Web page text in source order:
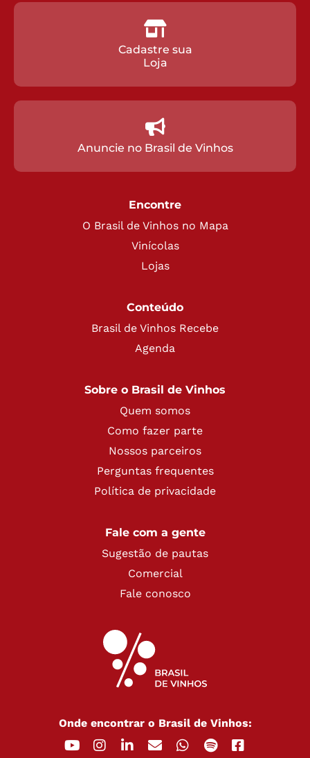
Cadastre sua
Loja
Anuncie no Brasil de Vinhos
Encontre
O Brasil de Vinhos no Mapa
Vinícolas
Lojas
Conteúdo
Brasil de Vinhos Recebe
Agenda
Sobre o Brasil de Vinhos
Quem somos
Como fazer parte
Nossos parceiros
Perguntas frequentes
Política de privacidade
Fale com a gente
Sugestão de pautas
Comercial
Fale conosco
Onde encontrar o Brasil de Vinhos: